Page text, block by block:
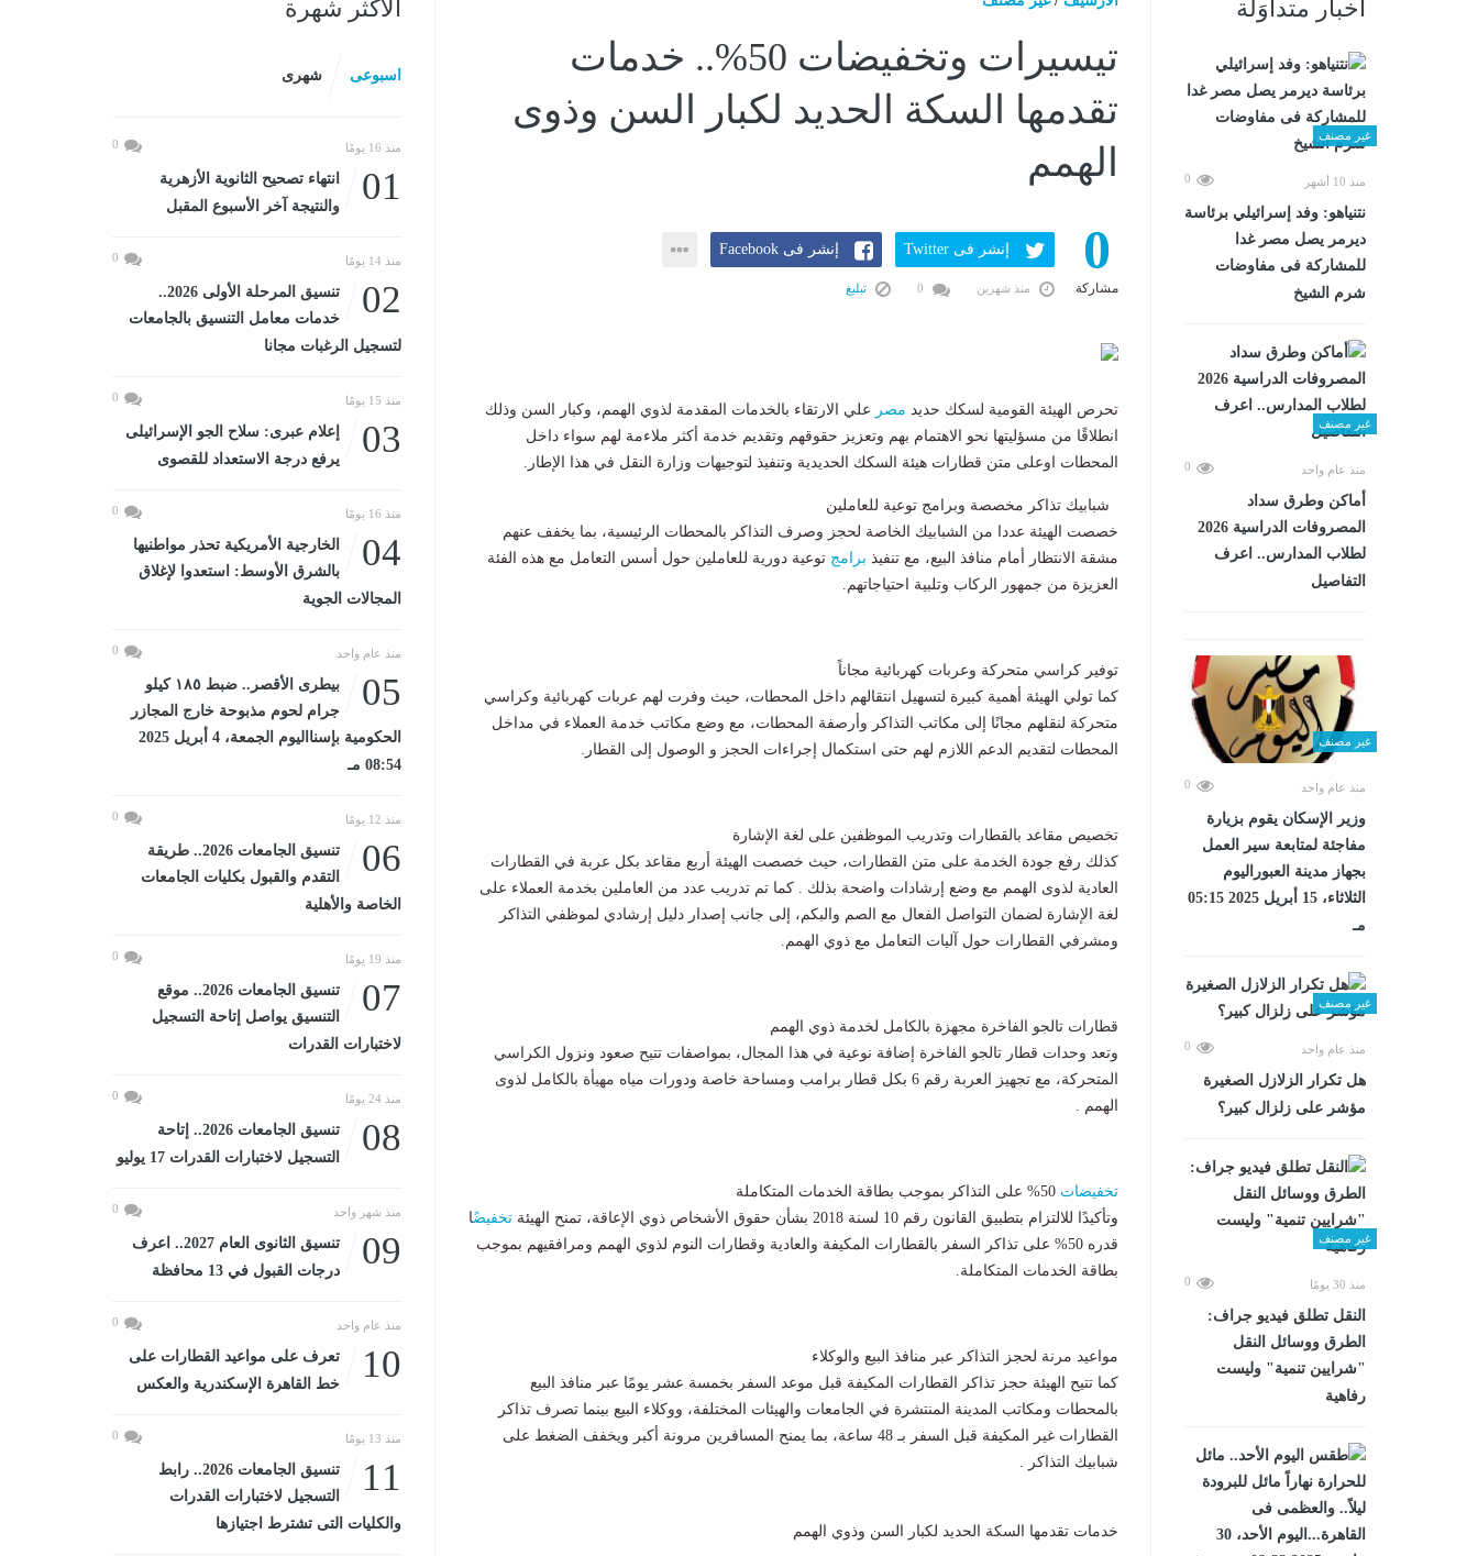
أخبار متداوَلة
غير مصنف
منذ 10 أشهر 0
نتنياهو: وفد إسرائيلي برئاسة
ديرمر يصل مصر غدا
للمشاركة فى مفاوضات
شرم الشيخ
غير مصنف
منذ عام واحد 0
أماكن وطرق سداد
المصروفات الدراسية 2026
لطلاب المدارس.. اعرف
التفاصيل
غير مصنف
منذ عام واحد 0
وزير الإسكان يقوم بزيارة
مفاجئة لمتابعة سير العمل
بجهاز مدينة العبوراليوم
الثلاثاء، 15 أبريل 2025 05:15
مـ
غير مصنف
منذ عام واحد 0
هل تكرار الزلازل الصغيرة
مؤشر على زلزال كبير؟
غير مصنف
منذ 30 يومًا 0
​النقل تطلق فيديو جراف:
الطرق ووسائل النقل
"شرايين تنمية" وليست
رفاهية
تيسيرات وتخفيضات 50%.. خدمات
تقدمها السكة الحديد لكبار السن وذوى
الهمم
0
مشاركة
إنشر فى Twitter إنشر فى Facebook
منذ شهرين تبليغ
تحرص الهيئة القومية لسكك حديد مصر علي الارتقاء بالخدمات المقدمة لذوي الهمم، وكبار السن وذلك
انطلاقًا من مسؤليتها نحو الاهتمام بهم وتعزيز حقوقهم وتقديم خدمة أكثر ملاءمة لهم سواء داخل
المحطات اوعلى متن قطارات هيئة السكك الحديدية وتنفيذ لتوجيهات وزارة النقل في هذا الإطار.
شبابيك تذاكر مخصصة وبرامج توعية للعاملين
خصصت الهيئة عددا من الشبابيك الخاصة لحجز وصرف التذاكر بالمحطات الرئيسية، بما يخفف عنهم
مشقة الانتظار أمام منافذ البيع، مع تنفيذ برامج توعية دورية للعاملين حول أسس التعامل مع هذه الفئة
العزيزة من جمهور الركاب وتلبية احتياجاتهم.
توفير كراسي متحركة وعربات كهربائية مجاناً
كما تولي الهيئة أهمية كبيرة لتسهيل انتقالهم داخل المحطات، حيث وفرت لهم عربات كهربائية وكراسي
متحركة لنقلهم مجانًا إلى مكاتب التذاكر وأرصفة المحطات، مع وضع مكاتب خدمة العملاء في مداخل
المحطات لتقديم الدعم اللازم لهم حتى استكمال إجراءات الحجز و الوصول إلى القطار.
تخصيص مقاعد بالقطارات وتدريب الموظفين على لغة الإشارة
كذلك رفع جودة الخدمة على متن القطارات، حيث خصصت الهيئة أربع مقاعد بكل عربة في القطارات
العادية لذوى الهمم مع وضع إرشادات واضحة بذلك . كما تم تدريب عدد من العاملين بخدمة العملاء على
لغة الإشارة لضمان التواصل الفعال مع الصم والبكم، إلى جانب إصدار دليل إرشادي لموظفي التذاكر
ومشرفي القطارات حول آليات التعامل مع ذوي الهمم.
قطارات تالجو الفاخرة مجهزة بالكامل لخدمة ذوي الهمم
وتعد وحدات قطار تالجو الفاخرة إضافة نوعية في هذا المجال، بمواصفات تتيح صعود ونزول الكراسي
المتحركة، مع تجهيز العربة رقم 6 بكل قطار برامب ومساحة خاصة ودورات مياه مهيأة بالكامل لذوى
الهمم .
تخفيضات
وتأكيدًا للالتزام بتطبيق القانون رقم 10 لسنة 2018 بشأن حقوق الأشخاص ذوي الإعاقة، تمنح الهيئة
تخفيضًا
قدره 50% على تذاكر السفر بالقطارات المكيفة والعادية وقطارات النوم لذوي الهمم ومرافقيهم بموجب
بطاقة الخدمات المتكاملة.
مواعيد مرنة لحجز التذاكر عبر منافذ البيع والوكلاء
كما تتيح الهيئة حجز تذاكر القطارات المكيفة قبل موعد السفر بخمسة عشر يومًا عبر منافذ البيع
بالمحطات ومكاتب المدينة المنتشرة في الجامعات والهيئات المختلفة، ووكلاء البيع بينما تصرف تذاكر
القطارات غير المكيفة قبل السفر بـ 48 ساعة، بما يمنح المسافرين مرونة أكبر ويخفف الضغط على
شبابيك التذاكر .
خدمات تقدمها السكة الحديد لكبار السن وذوي الهمم
الأكثر شهرة
اسبوعى شهرى
منذ 16 يومًا 0
01
انتهاء تصحيح الثانوية الأزهرية
والنتيجة آخر الأسبوع المقبل
منذ 14 يومًا 0
02
تنسيق المرحلة الأولى 2026..
خدمات معامل التنسيق بالجامعات
لتسجيل الرغبات مجانا
منذ 15 يومًا 0
03
إعلام عبرى: سلاح الجو الإسرائيلى
يرفع درجة الاستعداد للقصوى
منذ 16 يومًا 0
04
الخارجية الأمريكية تحذر مواطنيها
بالشرق الأوسط: استعدوا لإغلاق
المجالات الجوية
منذ عام واحد 0
05
بيطرى الأقصر.. ضبط ١٨٥ كيلو
جرام لحوم مذبوحة خارج المجازر
الحكومية بإسنااليوم الجمعة، 4 أبريل 2025
08:54 مـ
منذ 12 يومًا 0
06
تنسيق الجامعات 2026.. طريقة
التقدم والقبول بكليات الجامعات
الخاصة والأهلية
منذ 19 يومًا 0
07
تنسيق الجامعات 2026.. موقع
التنسيق يواصل إتاحة التسجيل
لاختبارات القدرات
منذ 24 يومًا 0
08
تنسيق الجامعات 2026.. إتاحة
التسجيل لاختبارات القدرات 17 يوليو
منذ شهر واحد 0
09
تنسيق الثانوى العام 2027.. اعرف
درجات القبول في 13 محافظة
منذ عام واحد 0
10
تعرف على مواعيد القطارات على
خط القاهرة الإسكندرية والعكس
منذ 13 يومًا 0
11
تنسيق الجامعات 2026.. رابط
التسجيل لاختبارات القدرات
والكليات التى تشترط اجتيازها